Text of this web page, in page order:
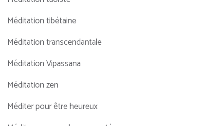
Méditation tibétaine
Méditation transcendantale
Méditation Vipassana
Méditation zen
Méditer pour être heureux